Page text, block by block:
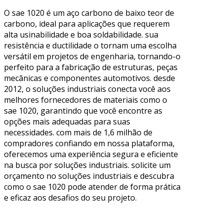
O sae 1020 é um aço carbono de baixo teor de
carbono, ideal para aplicações que requerem
alta usinabilidade e boa soldabilidade. sua
resistência e ductilidade o tornam uma escolha
versátil em projetos de engenharia, tornando-o
perfeito para a fabricação de estruturas, peças
mecânicas e componentes automotivos. desde
2012, o soluções industriais conecta você aos
melhores fornecedores de materiais como o
sae 1020, garantindo que você encontre as
opções mais adequadas para suas
necessidades. com mais de 1,6 milhão de
compradores confiando em nossa plataforma,
oferecemos uma experiência segura e eficiente
na busca por soluções industriais. solicite um
orçamento no soluções industriais e descubra
como o sae 1020 pode atender de forma prática
e eficaz aos desafios do seu projeto.